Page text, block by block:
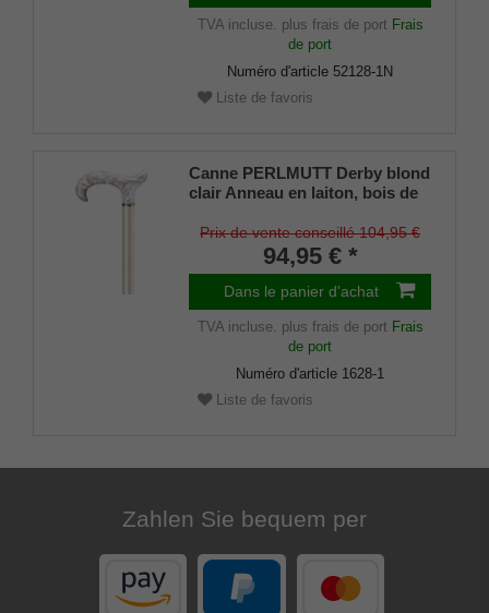
TVA incluse. plus frais de port Frais
de port
Numéro d'article 52128-1N
Liste de favoris
Canne PERLMUTT Derby blond
clair Anneau en laiton, bois de
clair, poignée en acrylique
Prix de vente conseillé 104,95 €
94,95 € *
Dans le panier d'achat
TVA incluse. plus frais de port Frais
de port
Numéro d'article 1628-1
Liste de favoris
Zahlen Sie bequem per